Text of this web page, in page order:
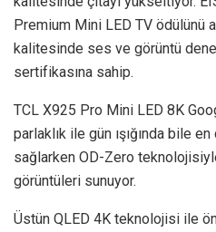
Premium Mini LED TV ödülünü
kalitesinde ses ve görüntü
sertifikasına sahip.
TCL X925 Pro Mini LED 8K
parlaklık ile gün ışığında bile
sağlarken OD-Zero
görüntüleri sunuyor.
Üstün QLED 4K teknolojisi ile